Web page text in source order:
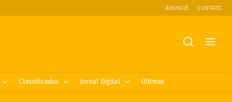
ANUNCIE CONTATO
Classificados Jornal Digital Últimas